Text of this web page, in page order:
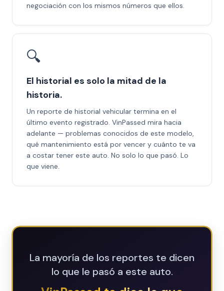
negociación con los mismos números que ellos.
🔍
El historial es solo la mitad de la
historia.
Un reporte de historial vehicular termina en el
último evento registrado. VinPassed mira hacia
adelante — problemas conocidos de este modelo,
qué mantenimiento está por vencer y cuánto te va
a costar tener este auto. No solo lo que pasó. Lo
que viene.
La mayoría de los reportes te dicen
lo que le pasó a este auto.